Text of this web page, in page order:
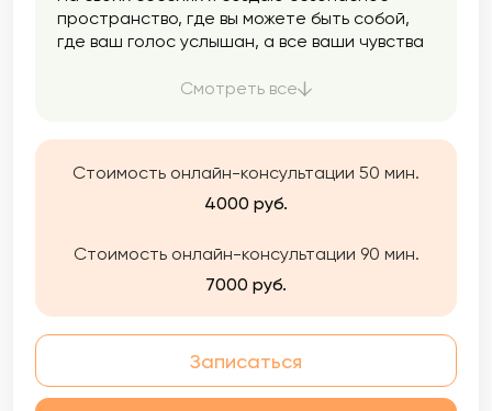
пространство, где вы можете быть собой,
где ваш голос услышан, а все ваши чувства
Смотреть все
Стоимость онлайн-консультации 50 мин.
4000 руб.
Стоимость онлайн-консультации 90 мин.
7000 руб.
Записаться